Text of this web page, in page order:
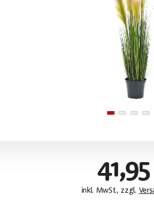
inkl. MwSt., zzgl.